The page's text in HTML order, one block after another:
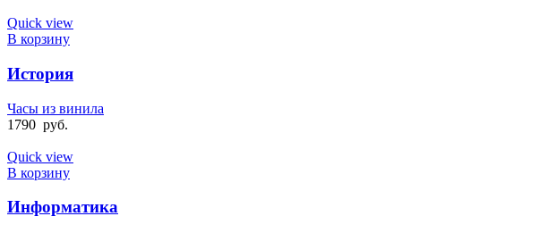
Quick view
В корзину
История
Часы из винила
1790 руб.
Quick view
В корзину
Информатика